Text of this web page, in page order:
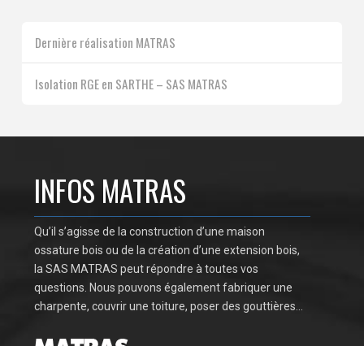
Dernière réalisation MATRAS
Isolation RGE en SARTHE – SAS MATRAS
INFOS MATRAS
Qu’il s’agisse de la construction d’une maison
ossature bois ou de la création d’une extension bois,
la SAS MATRAS peut répondre à toutes vos
questions. Nous pouvons également fabriquer une
charpente, couvrir une toiture, poser des gouttières…